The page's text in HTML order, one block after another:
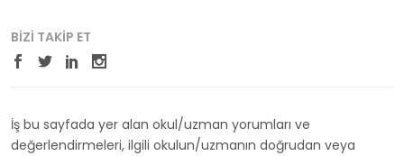
BIZI TAKIP ET
İş bu sayfada yer alan okul/uzman yorumları ve
değerlendirmeleri, ilgili okulun/uzmanın doğrudan veya